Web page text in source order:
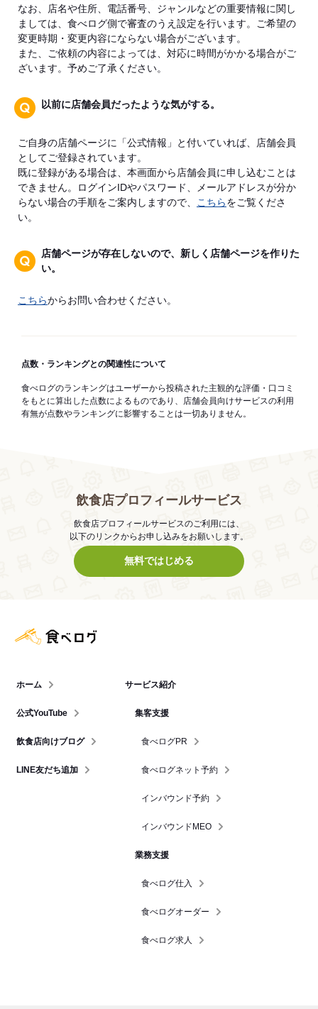
なお、店名や住所、電話番号、ジャンルなどの重要情報に関し
ましては、食べログ側で審査のうえ設定を行います。ご希望の
変更時期・変更内容にならない場合がございます。
また、ご依頼の内容によっては、対応に時間がかかる場合がご
ざいます。予めご了承ください。
以前に店舗会員だったような気がする。
ご自身の店舗ページに「公式情報」と付いていれば、店舗会員
としてご登録されています。
既に登録がある場合は、本画面から店舗会員に申し込むことは
できません。ログインIDやパスワード、メールアドレスが分か
らない場合の手順をご案内しますので、
こちらをご覧くださ
い。
店舗ページが存在しないので、新しく店舗ページを作りた
い。
こちらからお問い合わせください。
点数・ランキングとの関連性について
食べログのランキングはユーザーから投稿された主観的な評価・口コミ
をもとに算出した点数によるものであり、店舗会員向けサービスの利用
有無が点数やランキングに影響することは一切ありません。
飲食店プロフィールサービス
飲食店プロフィールサービスのご利用には、
以下のリンクからお申し込みをお願いします。
無料ではじめる
ホーム
公式YouTube
飲食店向けブログ
LINE友だち追加
サービス紹介
集客支援
食べログPR
食べログネット予約
インバウンド予約
インバウンドMEO
業務支援
食べログ仕入
食べログオーダー
食べログ求人